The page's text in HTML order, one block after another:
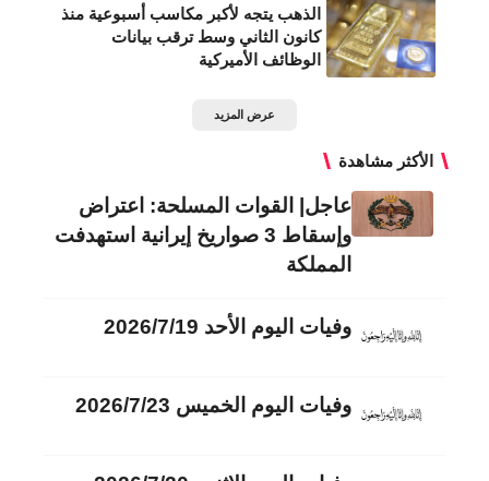
الذهب يتجه لأكبر مكاسب أسبوعية منذ
كانون الثاني وسط ترقب بيانات
الوظائف الأميركية
عرض المزيد
الأكثر مشاهدة
عاجل| القوات المسلحة: اعتراض
وإسقاط 3 صواريخ إيرانية استهدفت
المملكة
وفيات اليوم الأحد 2026/7/19
وفيات اليوم الخميس 2026/7/23